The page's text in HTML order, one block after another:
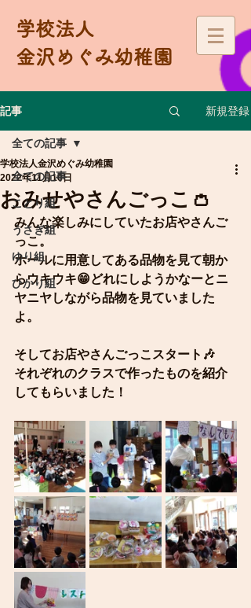
学校法人
金沢めぐみ幼稚園
記事 新規登録
全ての記事
ことり組
うさぎ組
ゆり組
ひかり組
全ての記事
おみせやさんごっこ👛
学校法人金沢めぐみ幼稚園
2022年11月10日
みんな楽しみにしていたお店やさんご
っこ。
ホールに用意してある品物を見て朝か
らウキウキ😁どれにしようかなーとニ
ヤニヤしながら品物を見ていました
よ。
そしてお店やさんごっこスタート🎶
それぞれのクラスで作ったものを紹介
してもらいました！